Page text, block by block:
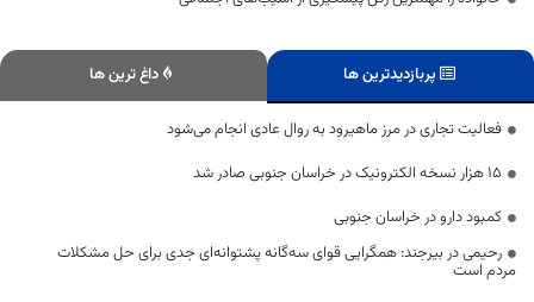
پربازدیدترین ها داغ ترین ها
فعالیت تجاری در مرز ماهیرود به روال عادی انجام می‌شود
۱۵ هزار نسخه الکترونیک در خراسان جنوبی صادر شد
کمبود دارو در خراسان جنوبی
رحیمی در بیرجند: همگرایی قوای سه‌گانه پشتوانه‌ای جدی برای حل مشکلات
مردم است